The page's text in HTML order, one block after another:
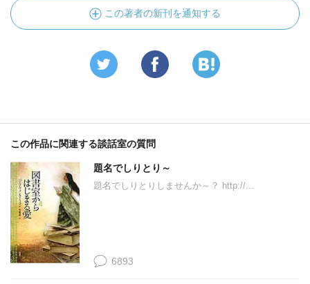
この著者の新刊を通知する
この作品に関連する談話室の質問
題名でしりとり～
題名でしりとりしませんか～？ http://...
6893